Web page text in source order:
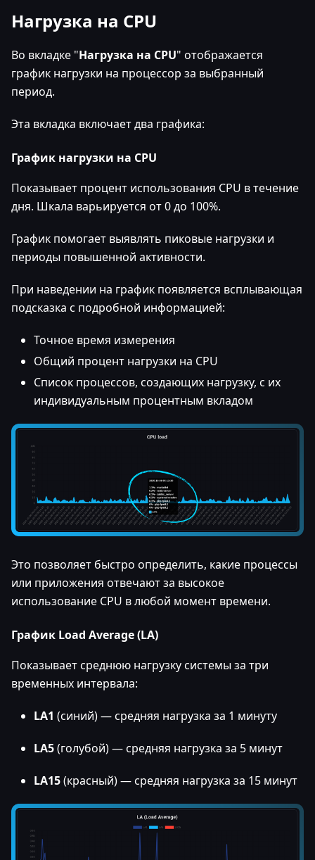
Нагрузка на CPU
Во вкладке "Нагрузка на CPU" отображается
график нагрузки на процессор за выбранный
период.
Эта вкладка включает два графика:
График нагрузки на CPU
Показывает процент использования CPU в течение
дня. Шкала варьируется от 0 до 100%.
График помогает выявлять пиковые нагрузки и
периоды повышенной активности.
При наведении на график появляется всплывающая
подсказка с подробной информацией:
Точное время измерения
Общий процент нагрузки на CPU
Список процессов, создающих нагрузку, с их
индивидуальным процентным вкладом
Это позволяет быстро определить, какие процессы
или приложения отвечают за высокое
использование CPU в любой момент времени.
График Load Average (LA)
Показывает среднюю нагрузку системы за три
временных интервала:
LA1 (синий) — средняя нагрузка за 1 минуту
LA5(голубой) — средняя нагрузка за 5 минут
LA15(красный) — средняя нагрузка за 15 минут